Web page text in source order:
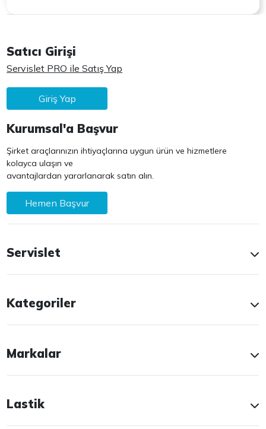
Satıcı Girişi
Servislet PRO ile Satış Yap
Giriş Yap
Kurumsal'a Başvur
Şirket araçlarınızın ihtiyaçlarına uygun ürün ve hizmetlere
kolayca ulaşın ve
avantajlardan yararlanarak satın alın.
Hemen Başvur
Servislet
Kategoriler
Markalar
Lastik